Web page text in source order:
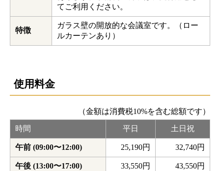
てご利用ください。
特徴
ガラス壁の開放的な会議室です。（ロー
ルカーテンあり）
使用料金
（金額は消費税10%を含む総額です）
時間 平日 土日祝
午前 (09:00〜12:00) 25,190円 32,740円
午後 (13:00〜17:00) 33,550円 43,550円